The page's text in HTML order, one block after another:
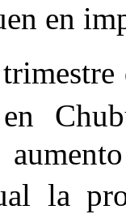
en
la